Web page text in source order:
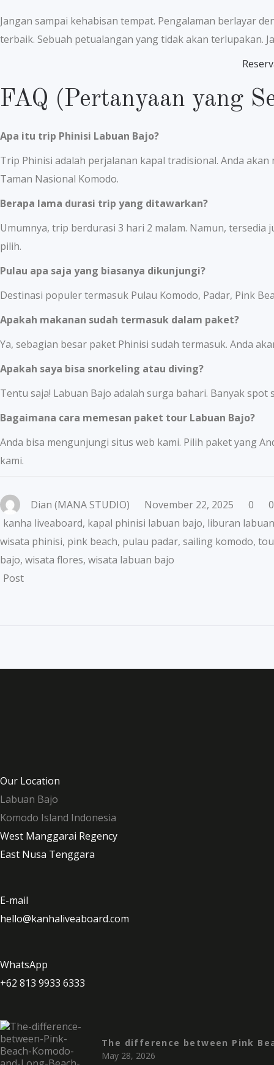
Jangan sampai kehabisan tempat. Pengalaman berlayar
terbaik. Sebuah petualangan yang tidak akan terlupakan.
FAQ (Pertanyaan yang
Apa itu trip Phinisi Labuan Bajo?
Trip Phinisi adalah perjalanan kapal tradisional. Anda
Taman Nasional Komodo.
Berapa lama durasi trip yang ditawarkan?
Umumnya, trip berdurasi 3 hari 2 malam. Namun,
pilih.
Pulau apa saja yang biasanya dikunjungi?
Destinasi populer termasuk Pulau Komodo, Padar, Pink
Apakah makanan sudah termasuk dalam paket?
Ya, sebagian besar paket Phinisi sudah termasuk. Anda
Apakah saya bisa snorkeling atau diving?
Tentu saja! Labuan Bajo adalah surga bahari. Banyak
Bagaimana cara memesan paket tour Labuan Bajo?
Anda bisa mengunjungi situs web kami. Pilih paket yang
kami.
Dian (MANA STUDIO) November 22, 2025 0
0
kanha liveaboard, kapal phinisi labuan bajo, liburan
wisata phinisi, pink beach, pulau padar, sailing komodo,
bajo, wisata flores, wisata labuan bajo
Post
Our Location
Labuan Bajo
Komodo Island Indonesia
West Manggarai Regency
East Nusa Tenggara
E-mail
hello@kanhaliveaboard.com
WhatsApp
+62 813 9933 6333
The difference between Pink
May 28, 2026